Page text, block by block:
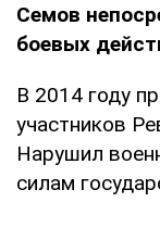
Семов
боевых
В 2014 году
участников
Нарушил
силам